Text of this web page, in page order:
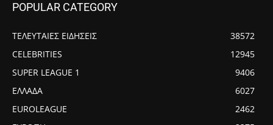
POPULAR CATEGORY
ΤΕΛΕΥΤΑΙΕΣ ΕΙΔΗΣΕΙΣ
38572
CELEBRITIES
12945
SUPER LEAGUE 1
9406
ΕΛΛΑΔΑ
6027
EUROLEAGUE
2462